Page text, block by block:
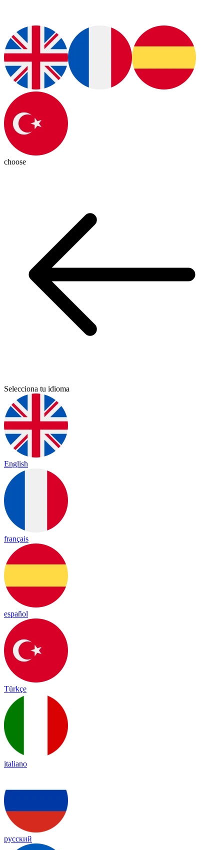
choose
Selecciona tu idioma
English
français
español
Türkçe
italiano
русский